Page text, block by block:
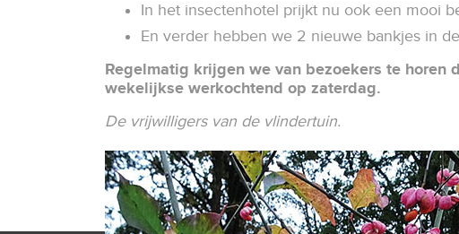
In het insectenhotel prijkt nu ook een mooi
En verder hebben we 2 nieuwe bankjes in
Regelmatig krijgen we van bezoekers te horen
wekelijkse werkochtend op zaterdag.
De vrijwilligers van de vlindertuin.